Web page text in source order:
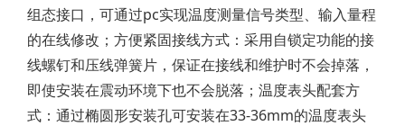
组态接口，可通过pc实现温度测量信号类型、输入量程
的在线修改；方便紧固接线方式：采用自锁定功能的接
线螺钉和压线弹簧片，保证在接线和维护时不会掉落，
即使安装在震动环境下也不会脱落；温度表头配套方
式：通过椭圆形安装孔可安装在33-36mm的温度表头